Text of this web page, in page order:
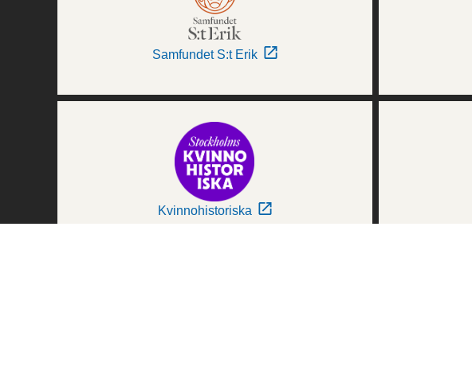
Samfundet S:t Erik
Kvinnohistoriska